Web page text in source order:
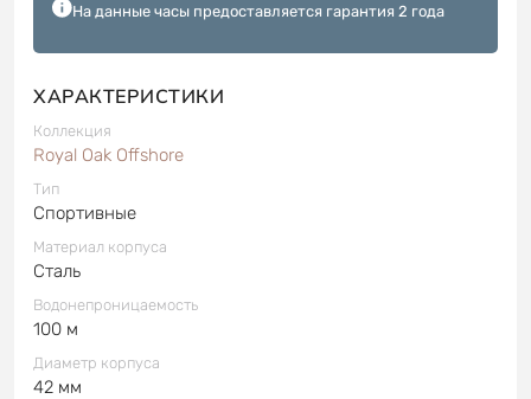
На данные часы предоставляется гарантия 2 года
ХАРАКТЕРИСТИКИ
Коллекция
Royal Oak Offshore
Тип
Спортивные
Материал корпуса
Сталь
Водонепроницаемость
100 м
Диаметр корпуса
42 мм